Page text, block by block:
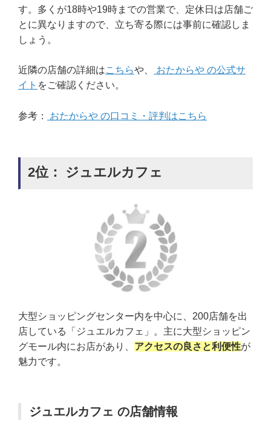
す。多くが18時や19時までの営業で、定休日は店舗ご
とに異なりますので、立ち寄る際には事前に確認しま
しょう。
近隣の店舗の詳細はこちらや、
おたからや の公式サ
イト をご確認ください。
参考： おたからや の口コミ・評判はこちら
2位： ジュエルカフェ
大型ショッピングセンター内を中心に、200店舗を出
店している「ジュエルカフェ」。主に大型ショッピン
グモール内にお店があり、 アクセスの良さと利便性が
魅力です。
ジュエルカフェ の店舗情報